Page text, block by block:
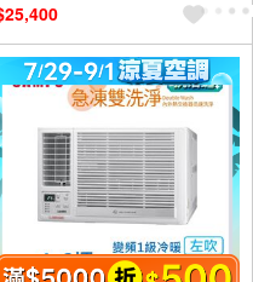
及使用6期以上分期0利率,需付
基本安裝運費)
滿額折$500